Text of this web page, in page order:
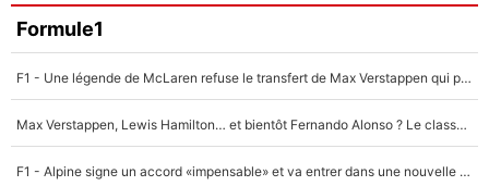
Faris Moumbagna
4%
Un autre joueur
5%
Formule1
F1 - Une légende de McLaren refuse le transfert de Max Verstappen qui pourrait «faire des vagues» et plomber l'ambiance dans l'équipe
Max Verstappen, Lewis Hamilton… et bientôt Fernando Alonso ? Le classement des pilotes les mieux payés en Formule 1 risque de changer !
F1 - Alpine signe un accord «impensable» et va entrer dans une nouvelle dimension : Grande nouvelle pour Pierre Gasly !